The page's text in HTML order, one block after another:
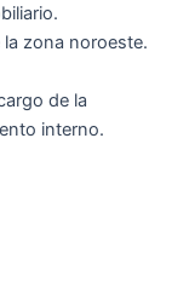
zona noroeste.
de la
interno.